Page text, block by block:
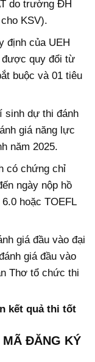
do trường ĐH
KSV).
định của UEH
quy đổi từ
buộc và 01 tiêu
sinh dự thi đánh
giá năng lực
năm 2025.
có chứng chỉ
ngày nộp hồ
hoặc TOEFL
giá đầu vào đại
giá đầu vào
Thơ tổ chức thi
kết quả thi tốt
ĐĂNG KÝ